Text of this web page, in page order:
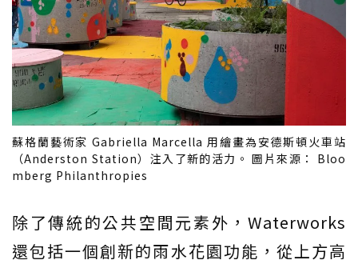
蘇格蘭藝術家 Gabriella Marcella 用繪畫為安德斯頓火車站
（Anderston Station）注入了新的活力。 圖片來源： Bloo
mberg Philanthropies
除了傳統的公共空間元素外，Waterworks
還包括一個創新的雨水花園功能，從上方高